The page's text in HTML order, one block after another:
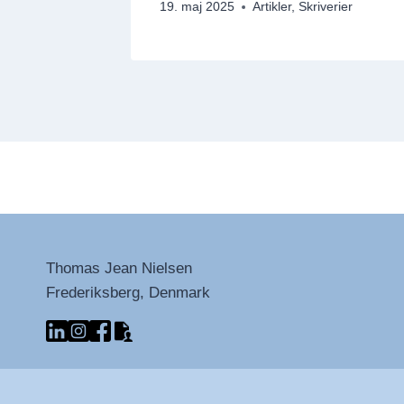
19. maj 2025 Artikler, Skriverier
Thomas Jean Nielsen
Frederiksberg, Denmark